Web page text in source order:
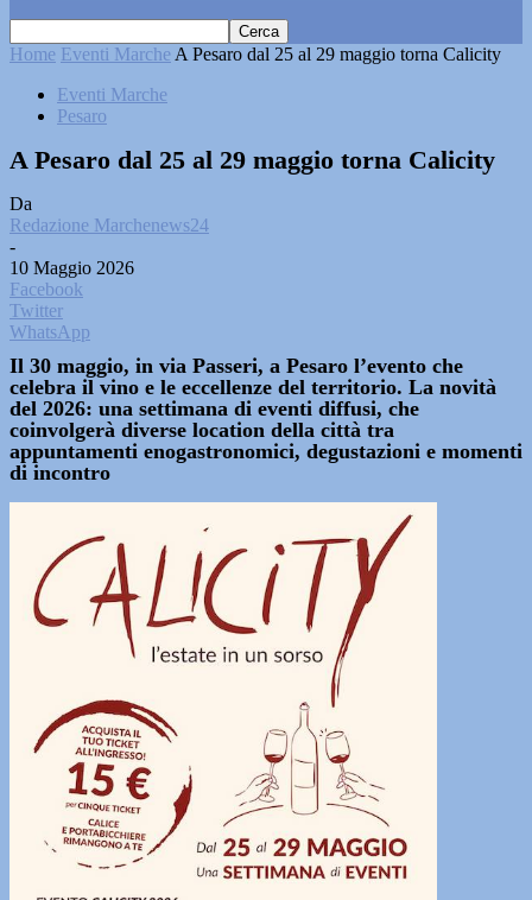
Home Eventi Marche A Pesaro dal 25 al 29 maggio torna Calicity
Eventi Marche
Pesaro
A Pesaro dal 25 al 29 maggio torna Calicity
Da
Redazione Marchenews24
-
10 Maggio 2026
Facebook
Twitter
WhatsApp
Il 30 maggio, in via Passeri, a Pesaro l’evento che
celebra il vino e le eccellenze del territorio. La novità
del 2026: una settimana di eventi diffusi, che
coinvolgerà diverse location della città tra
appuntamenti enogastronomici, degustazioni e momenti
di incontro